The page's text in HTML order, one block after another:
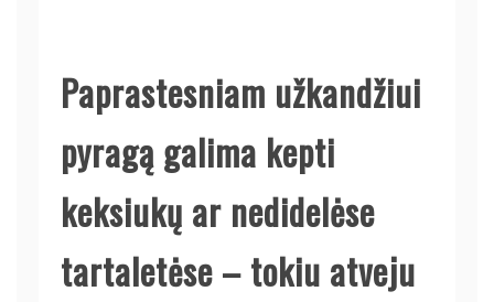
Paprastesniam užkandžiui
pyragą galima kepti
keksiukų ar nedidelėse
tartaletėse – tokiu atveju